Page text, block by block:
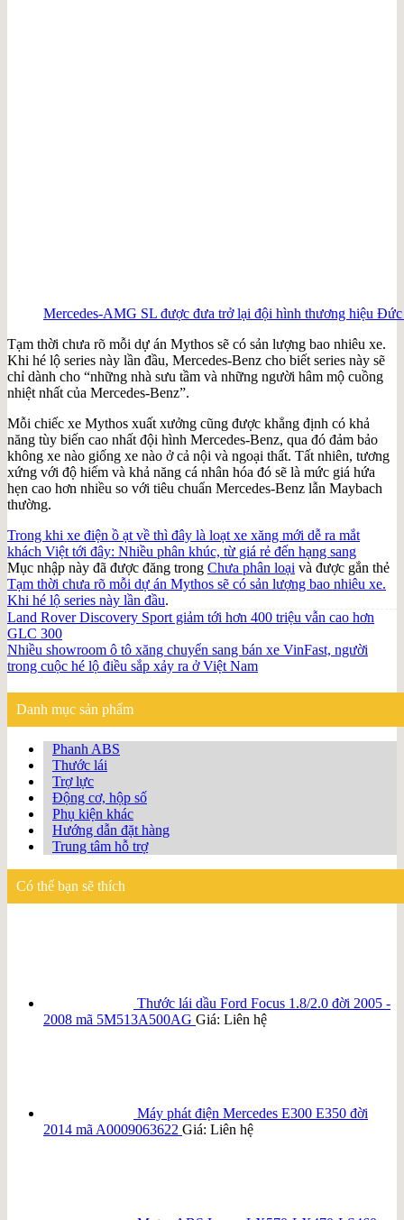
Mercedes-AMG SL được đưa trở lại đội hình thương hiệu
Tạm thời chưa rõ mỗi dự án Mythos sẽ có sản lượng bao nhiêu xe.
Khi hé lộ series này lần đầu, Mercedes-Benz cho biết series này sẽ
chỉ dành cho “những nhà sưu tầm và những người hâm mộ cuồng
nhiệt nhất của Mercedes-Benz”.
Mỗi chiếc xe Mythos xuất xưởng cũng được khẳng định có khả
năng tùy biến cao nhất đội hình Mercedes-Benz, qua đó đảm bảo
không xe nào giống xe nào ở cả nội và ngoại thất. Tất nhiên, tương
xứng với độ hiếm và khả năng cá nhân hóa đó sẽ là mức giá hứa
hẹn cao hơn nhiều so với tiêu chuẩn Mercedes-Benz lẫn Maybach
thường.
Trong khi xe điện ồ ạt về thì đây là loạt xe xăng mới dễ ra mắt
khách Việt tới đây: Nhiều phân khúc, từ giá rẻ đến hạng sang
Mục nhập này đã được đăng trong Chưa phân loại và được gắn thẻ
Tạm thời chưa rõ mỗi dự án Mythos sẽ có sản lượng bao nhiêu xe.
Khi hé lộ series này lần đầu.
Land Rover Discovery Sport giảm tới hơn 400 triệu vẫn cao hơn
GLC 300
Nhiều showroom ô tô xăng chuyển sang bán xe VinFast, người
trong cuộc hé lộ điều sắp xảy ra ở Việt Nam
Danh mục sản phẩm
Phanh ABS
Thước lái
Trợ lực
Động cơ, hộp số
Phụ kiện khác
Hướng dẫn đặt hàng
Trung tâm hỗ trợ
Có thể bạn sẽ thích
Thước lái dầu Ford Focus 1.8/2.0 đời 2005 -
2008 mã 5M513A500AG Giá: Liên hệ
Máy phát điện Mercedes E300 E350 đời
2014 mã A0009063622 Giá: Liên hệ